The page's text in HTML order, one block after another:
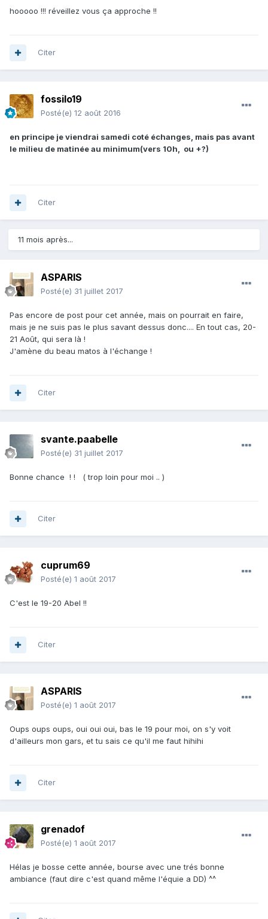
hooooo !!! réveillez vous ça approche !!
Citer
fossilo19
Posté(e) 12 août 2016
en principe je viendrai samedi coté échanges, mais pas avant
le milieu de matinée au minimum(vers 10h, ou +?)
Citer
11 mois après...
ASPARIS
Posté(e) 31 juillet 2017
Pas encore de post pour cet année, mais on pourrait en faire,
mais je ne suis pas le plus savant dessus donc.... En tout cas, 20-
21 Août, qui sera là !
J'amène du beau matos à l'échange !
Citer
svante.paabelle
Posté(e) 31 juillet 2017
Bonne chance ! ! ( trop loin pour moi .. )
Citer
cuprum69
Posté(e) 1 août 2017
C'est le 19-20 Abel !!
Citer
ASPARIS
Posté(e) 1 août 2017
Oups oups oups, oui oui oui, bas le 19 pour moi, on s'y voit
d'ailleurs mon gars, et tu sais ce qu'il me faut hihihi
Citer
grenadof
Posté(e) 1 août 2017
Hélas je bosse cette année, bourse avec une trés bonne
ambiance (faut dire c'est quand même l'équie a DD) ^^